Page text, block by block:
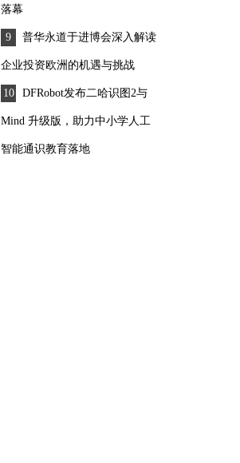
落幕
普华永道于进博会深入解读
企业投资欧洲的机遇与挑战
DFRobot发布二哈识图2与
Mind 升级版，助力中小学人工
智能通识教育落地